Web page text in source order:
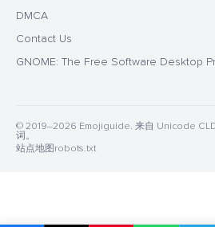
DMCA
Contact Us
GNOME: The Free Software Desktop
© 2019–2026 Emojiguide. 来自 Unicode
词。
站点地图 robots.txt